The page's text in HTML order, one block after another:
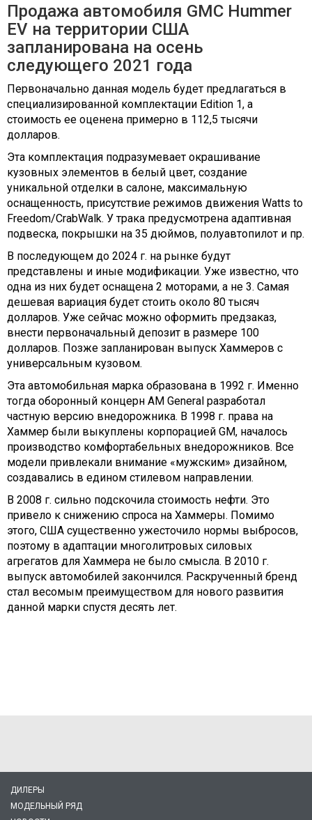
Продажа автомобиля GMC Hummer
EV на территории США
запланирована на осень
следующего 2021 года
Первоначально данная модель будет предлагаться в
специализированной комплектации Edition 1, а
стоимость ее оценена примерно в 112,5 тысячи
долларов.
Эта комплектация подразумевает окрашивание
кузовных элементов в белый цвет, создание
уникальной отделки в салоне, максимальную
оснащенность, присутствие режимов движения Watts to
Freedom/CrabWalk. У трака предусмотрена адаптивная
подвеска, покрышки на 35 дюймов, полуавтопилот и пр.
В последующем до 2024 г. на рынке будут
представлены и иные модификации. Уже известно, что
одна из них будет оснащена 2 моторами, а не 3. Самая
дешевая вариация будет стоить около 80 тысяч
долларов. Уже сейчас можно оформить предзаказ,
внести первоначальный депозит в размере 100
долларов. Позже запланирован выпуск Хаммеров с
универсальным кузовом.
Эта автомобильная марка образована в 1992 г. Именно
тогда оборонный концерн AM General разработал
частную версию внедорожника. В 1998 г. права на
Хаммер были выкуплены корпорацией GM, началось
производство комфортабельных внедорожников. Все
модели привлекали внимание «мужским» дизайном,
создавались в едином стилевом направлении.
В 2008 г. сильно подскочила стоимость нефти. Это
привело к снижению спроса на Хаммеры. Помимо
этого, США существенно ужесточило нормы выбросов,
поэтому в адаптации многолитровых силовых
агрегатов для Хаммера не было смысла. В 2010 г.
выпуск автомобилей закончился. Раскрученный бренд
стал весомым преимуществом для нового развития
данной марки спустя десять лет.
ДИЛЕРЫ
МОДЕЛЬНЫЙ РЯД